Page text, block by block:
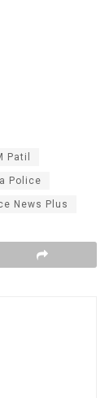
Patil
Police
News Plus